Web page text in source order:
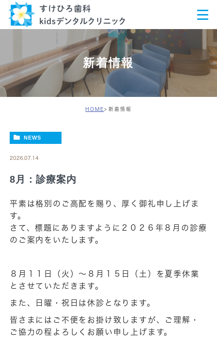
新着情報
HOME 新着情報
NEWS
2026.07.14
8月：診療案内
平素は格別のご高配を賜り、厚く御礼申し上げま
す。
さて、標題にありますように２０２６年８月の診療
のご案内をいたします。
８月１１日（火）～８月１５日（土）を夏季休業
とさせていただきます。
また、日曜・祝日は休診となります。
皆さまにはご不便をお掛け致しますが、ご理解・
ご協力の程よろしくお願い申し上げます。